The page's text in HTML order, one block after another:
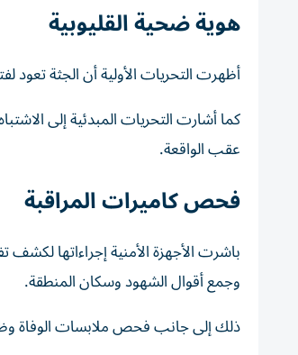
هوية ضحية القليوبية
أظهرت التحريات الأولية أن الجثة تعود لفتاة تبلغ من العمر 19 عاماً
كما أشارت التحريات المبدئية إلى
عقب الواقعة.
فحص كاميرات المراقبة
باشرت الأجهزة الأمنية إجراءاتها
وجمع أقوال الشهود وسكان المنطقة.
ذلك إلى جانب فحص ملابسات الوفاة